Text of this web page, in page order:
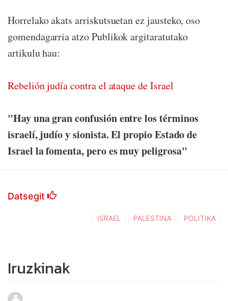
Horrelako akats arriskutsuetan ez jausteko, oso
gomendagarria atzo Publikok argitaratutako
artikulu hau:
Rebelión judía contra el ataque de Israel
"Hay una gran confusión entre los términos
israelí, judío y sionista. El propio Estado de
Israel la fomenta, pero es muy peligrosa"
Datsegit
ISRAEL PALESTINA POLITIKA
Iruzkinak